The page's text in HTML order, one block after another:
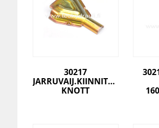
30217
JARRUVAIJ.KIINNITYSPELTI
KNOTT